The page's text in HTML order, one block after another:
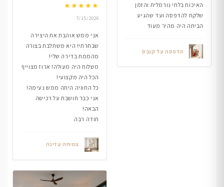
האיכות בלתי נורמלית והזמן
שלקח להדפסה ועד שהגיע
הביתה היה מהיר מעוד
הדפסה על קנבס
★★★★★
7/15/2026
אני ממש אוהבת את היצירה
שבחרתי! היא משתלבת בצורה
מהממת בדירה שלי!
משלוח היה מעולה! ארוז מצויין!
הכל היה מקצועי!
כל החוויה היתה ממש נעימה!
אני כבר חושבת על רכישה
הבאה!
תודה רבה
צמיחה עדינה